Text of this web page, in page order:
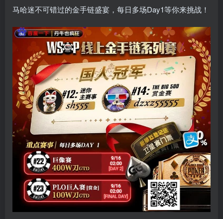
马哈迷不可错过的金手链盛宴，每日多场Day1等你来挑战！